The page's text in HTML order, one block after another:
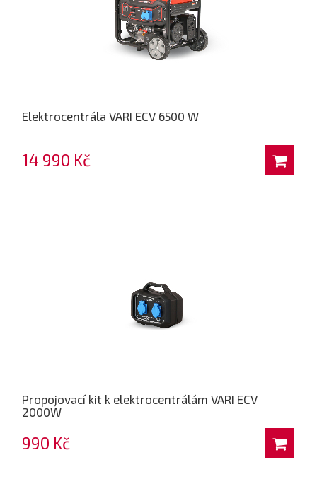
Elektrocentrála VARI ECV 6500 W
14 990 Kč
Propojovací kit k elektrocentrálám VARI ECV
2000W
990 Kč